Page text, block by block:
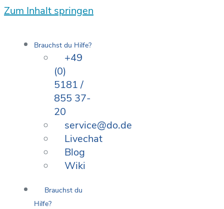
Zum Inhalt springen
Brauchst du Hilfe?
+49
(0)
5181 /
855 37-
20
service@do.de
Livechat
Blog
Wiki
Brauchst du
Hilfe?